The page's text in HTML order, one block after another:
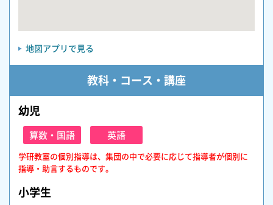
地図アプリで見る
教科・コース・講座
幼児
算数・国語 英語
学研教室の個別指導は、集団の中で必要に応じて指導者が個別に
指導・助言するものです。
小学生